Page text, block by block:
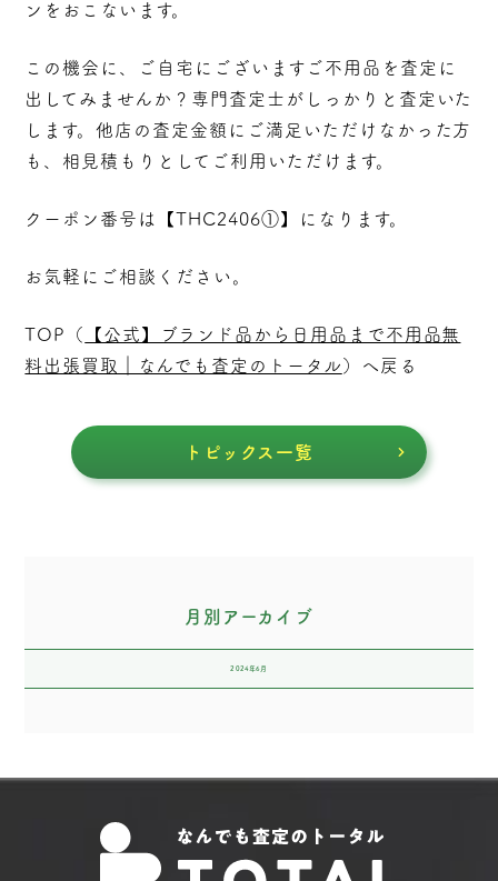
ンをおこないます。
この機会に、ご自宅にございますご不用品を査定に
出してみませんか？専門査定士がしっかりと査定いた
します。他店の査定金額にご満足いただけなかった方
も、相見積もりとしてご利用いただけます。
クーポン番号は【THC2406①】になります。
お気軽にご相談ください。
TOP（
【公式】ブランド品から日用品まで不用品無
料出張買取｜なんでも査定のトータル ）へ戻る
トピックス一覧
月別アーカイブ
2024年6月